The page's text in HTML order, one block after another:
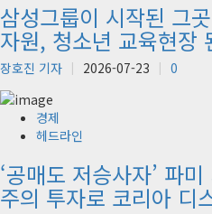
삼성그룹이 시작된 그
자원, 청소년 교육현장
장호진 기자 2026-07-23 0
경제
헤드라인
‘공매도 저승사자’ 파
주의 투자로 코리아 디